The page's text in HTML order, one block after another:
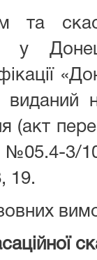
та
у
(акт
№05.4-3/
19.